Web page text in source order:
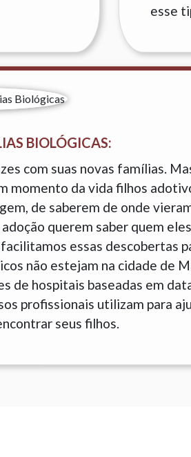
esse
BIOLÓGICAS:
com suas novas famílias.
momento da vida filhos
de saberem de onde
querem saber quem
essas descobertas
não estejam na cidade de
de hospitais baseadas em
profissionais utilizam para
seus filhos.